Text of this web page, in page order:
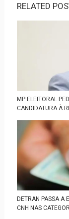
RELATED
MP ELEITORAL
CANDIDATURA À
DETRAN PASSA A
CNH NAS